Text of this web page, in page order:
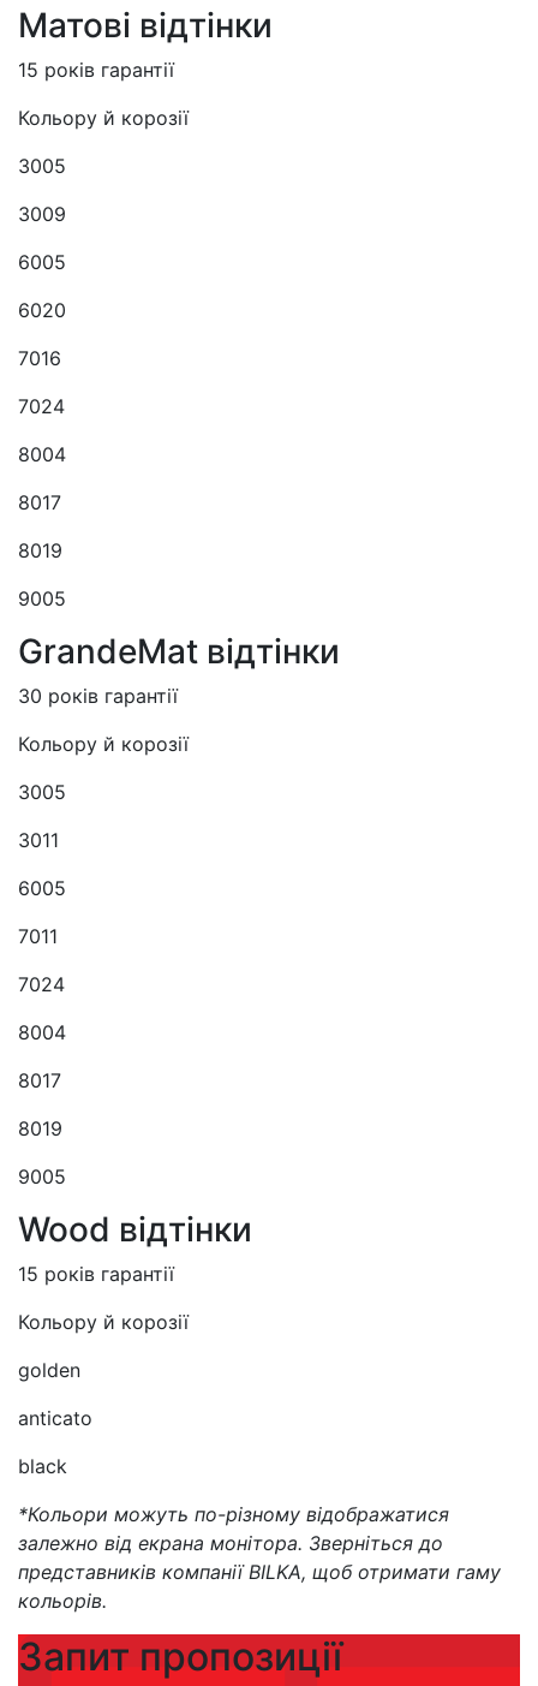
Матові відтінки
15 років гарантії
Кольору й корозії
3005
3009
6005
6020
7016
7024
8004
8017
8019
9005
GrandeMat відтінки
30 років гарантії
Кольору й корозії
3005
3011
6005
7011
7024
8004
8017
8019
9005
Wood відтінки
15 років гарантії
Кольору й корозії
golden
anticato
black
*Кольори можуть по-різному відображатися
залежно від екрана монітора. Зверніться до
представників компанії BILKA, щоб отримати гаму
кольорів.
Запит пропозиції